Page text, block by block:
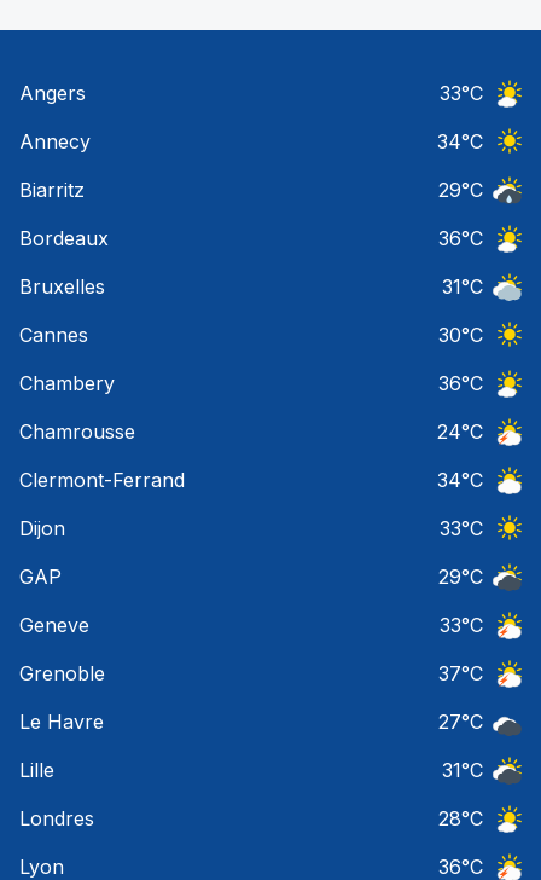
Angers 33°C
Annecy
34°C
Biarritz
29°C
Bordeaux
36°C
Bruxelles
31°C
Cannes
30°C
Chambery
36°C
Chamrousse
24°C
Clermont-Ferrand
34°C
Dijon
33°C
GAP
29°C
Geneve
33°C
Grenoble
37°C
Le Havre
27°C
Lille
31°C
Londres
28°C
Lyon
36°C